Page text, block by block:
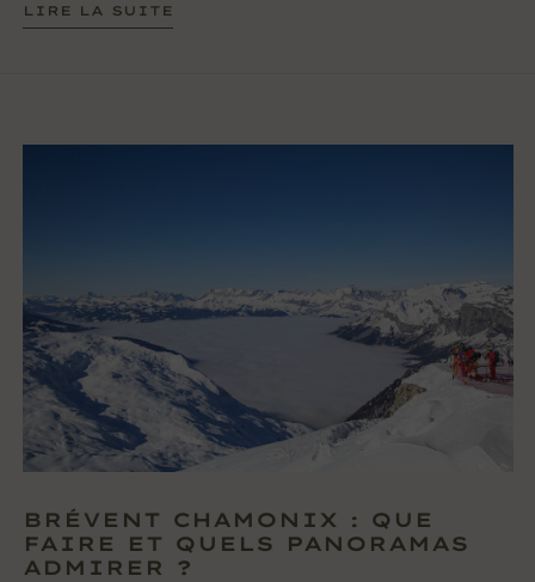
LIRE LA SUITE
BRÉVENT CHAMONIX : QUE
FAIRE ET QUELS PANORAMAS
ADMIRER ?